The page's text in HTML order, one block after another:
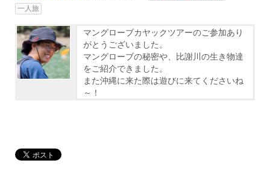
一人旅
マングローブカヤックツアーのご参加あり
がとうございました。
マングローブの秘密や、比謝川の生き物達
をご紹介できました。
また沖縄に来た際は遊びに来てくださいね
～！